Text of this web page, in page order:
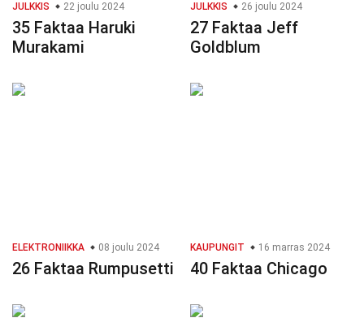
JULKKIS 22 joulu 2024
35 Faktaa Haruki
Murakami
JULKKIS 26 joulu 2024
27 Faktaa Jeff
Goldblum
ELEKTRONIIKKA 08 joulu 2024
26 Faktaa Rumpusetti
KAUPUNGIT 16 marras 2024
40 Faktaa Chicago